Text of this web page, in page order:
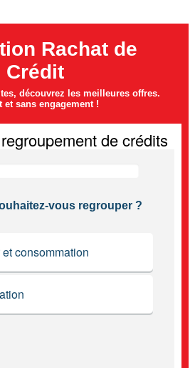
Rachat de
Crédit
découvrez les meilleures offres.
et sans engagement !